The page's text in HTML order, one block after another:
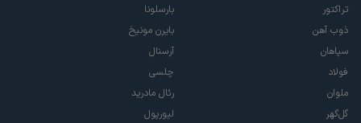
تراکتور
ذوب آهن
سپاهان
فولاد
ملوان
گل‌گهر
بارسلونا
بایرن مونیخ
آرسنال
چلسی
رئال مادرید
لیورپول